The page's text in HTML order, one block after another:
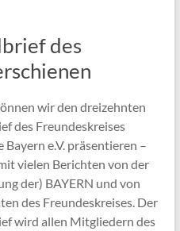
des
wir den dreizehnten
des Freundeskreises
Bayern e.V. präsentieren –
vielen Berichten von der
der) BAYERN und von
des Freundeskreises. Der
wird allen Mitgliedern des